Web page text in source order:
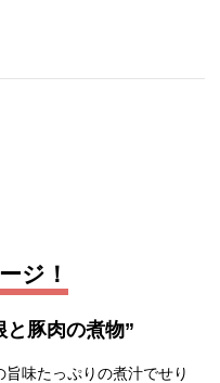
ジ！
と豚肉の煮物”
味たっぷりの煮汁でせり